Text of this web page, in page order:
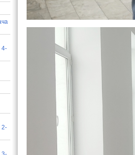
4-
2-